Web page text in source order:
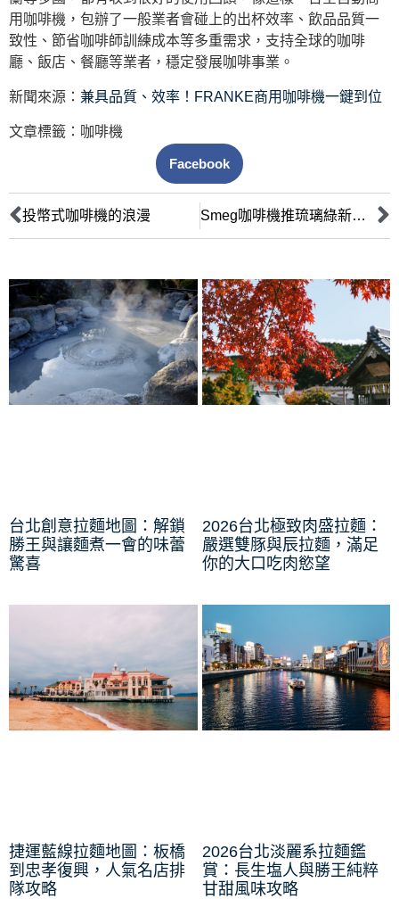
用咖啡機，包辦了一般業者會碰上的出杯效率、飲品品質一
致性、節省咖啡師訓練成本等多重需求，支持全球的咖啡
廳、飯店、餐廳等業者，穩定發展咖啡事業。
新聞來源： 兼具品質、效率！FRANKE商用咖啡機一鍵到位
文章標籤： 咖啡機
Facebook
投幣式咖啡機的浪漫 Smeg咖啡機推琉璃綠新色 攜手4精品咖啡名店推特調
台北創意拉麵地圖：解鎖
勝王與讓麵煮一會的味蕾
驚喜
2026台北極致肉盛拉麵：
嚴選雙豚與辰拉麵，滿足
你的大口吃肉慾望
捷運藍線拉麵地圖：板橋
到忠孝復興，人氣名店排
隊攻略
2026台北淡麗系拉麵鑑
賞：長生塩人與勝王純粹
甘甜風味攻略